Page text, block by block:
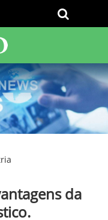
da